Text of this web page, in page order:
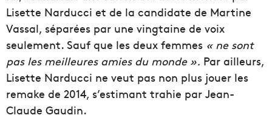
Lisette Narducci et de la candidate de Martine
Vassal, séparées par une vingtaine de voix
seulement. Sauf que les deux femmes « ne sont
pas les meilleures amies du monde ». Par ailleurs,
Lisette Narducci ne veut pas non plus jouer les
remake de 2014, s’estimant trahie par Jean-
Claude Gaudin.